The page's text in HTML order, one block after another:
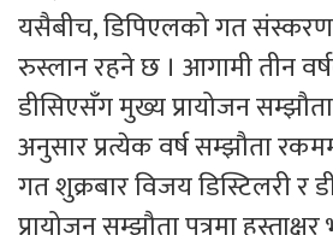
यसैबीच, डिपिएलको गत
रुस्लान रहने छ । आगामी तीन
डीसिएसँग मुख्य प्रायोजन
अनुसार प्रत्येक वर्ष सम्झौता
गत शुक्रबार विजय डिस्टिलरी र